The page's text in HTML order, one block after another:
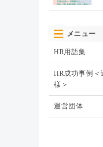
メニュー
HR用語集
HR成功事例＜
様＞
運営団体